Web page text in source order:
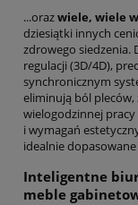
...orazwiele, wiele
dziesiątki innych
zdrowego siedzenia.
regulacji (3D/4D),
synchronicznym
eliminują ból pleców,
wielogodzinnej
i wymagań
idealnie dopasowane
Inteligentne
meble